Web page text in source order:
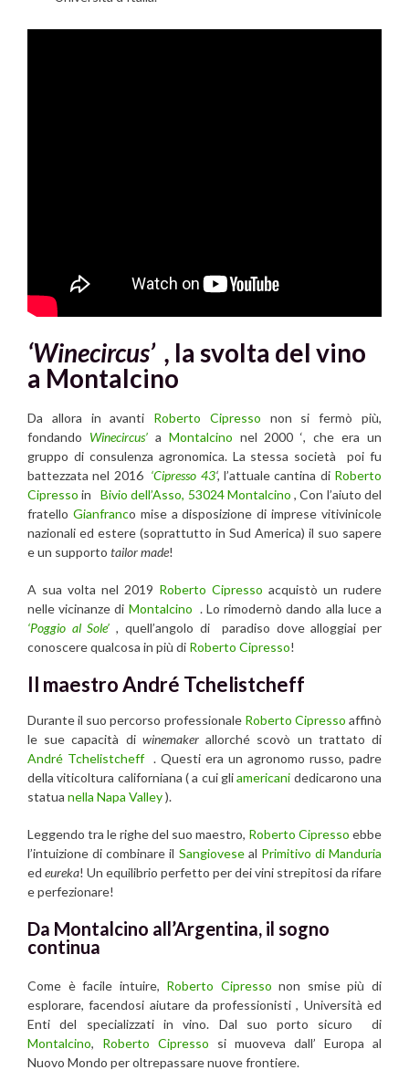
‘Winecircus’ , la svolta del vino
a Montalcino
Da allora in avanti Roberto Cipresso non si fermò più,
fondando Winecircus’ a Montalcino nel 2000 ‘,che era un
gruppo di consulenza agronomica. La stessa società poi fu
battezzata nel 2016 ‘Cipresso 43‘,l’attuale cantina di Roberto
Cipresso in Bivio dell’Asso, 53024 Montalcino, Con l’aiuto del
fratello Gianfranco mise a disposizione di imprese vitivinicole
nazionali ed estere (soprattutto in Sud America) il suo sapere
e un supporto tailor made!
A sua volta nel 2019 Roberto Cipresso acquistò un rudere
nelle vicinanze di Montalcino . Lo rimodernò dando alla luce a
‘Poggio al Sole’, quell’angolo di paradiso dove alloggiai per
conoscere qualcosa in più di Roberto Cipresso!
Il maestro André Tchelistcheff
Durante il suo percorso professionale Roberto Cipressoaffinò
le sue capacità di winemakerallorché scovò un trattato di
André Tchelistcheff . Questi era un agronomo russo, padre
della viticoltura californiana ( a cui gliamericani dedicarono una
statua nella Napa Valley).
Leggendo tra le righe del suo maestro, Roberto Cipresso ebbe
l’intuizione di combinare il Sangioveseal Primitivo di Manduria
ed eureka! Un equilibrio perfetto per dei vini strepitosi da rifare
e perfezionare!
Da Montalcino all’Argentina, il sogno
continua
Come è facile intuire, Roberto Cipresso non smise più di
esplorare, facendosi aiutare da professionisti , Università ed
Enti del specializzati in vino. Dal suo porto sicuro di
Montalcino, Roberto Cipresso si muoveva dall’ Europa al
Nuovo Mondo per oltrepassare nuove frontiere.